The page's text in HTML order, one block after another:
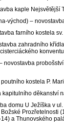
kaple Nejsvětější
východ) –
farního kostela
zahradního
novostavba
kostela P.
kapitulního děkanství
domu U Ježíška v
Prozřetelnosti
a Thunovského